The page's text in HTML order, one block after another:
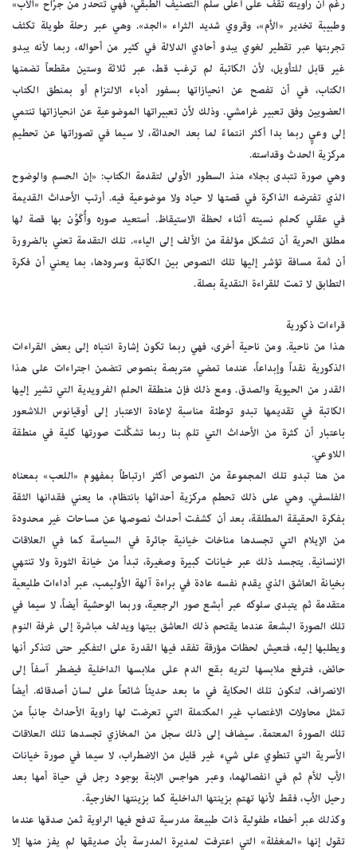
رغم أن راويته تقف على أعلى سلم التصنيف الطبقي، فهي تتحدر من جرَّاح «الأب»
وطبيبة تخدير «الأم»، وقروي شديد الثراء «الجد». وهي عبر رحلة طويلة تكثف
تجربتها عبر تقطير لغوي يبدو أحادي الدلالة في كثير من أحواله، ربما لأنه يبدو
غير قابل للتأويل، لأن الكاتبة لم ترغب قط، عبر ثلاثة وستين مقطعاً تضمنها
الكتاب، في أن تفصح عن انحيازاتها بسفور أدباء الالتزام أو بمنطق الكتاب
العضويين وفق تعبير غرامشي. وذلك لأن تعبيراتها الموضوعية عن انحيازاتها تنتمي
إلى وعيٍ ربما بدا أكثر انتماءً لما بعد الحداثة، لا سيما في تصوراتها عن تحطيم
مركزية الحدث وقداسته.
وهي صورة تتبدى بجلاء منذ السطور الأولى لتقدمة الكتاب: «إن الحسم والوضوح
الذي تفترضه الذاكرة في قصتها لا حياد ولا موضوعية فيه. أرتب الأحداث القديمة
في عقلي كحلم نسيته أثناء لحظة الاستيقاظ. أستعيد صوره وأُكَوِّن بها قصة لها
مطلق الحرية أن تتشكل مؤلفة من الألف إلى الياء». تلك التقدمة تعني بالضرورة
أن ثمة مسافة تؤشر إليها تلك النصوص بين الكاتبة وسرودها، بما يعني أن فكرة
التطابق لا تمت للقراءة النقدية بصلة.
قراءات ذكورية
هذا من ناحية. ومن ناحية أخرى، فهي ربما تكون إشارة انتباه إلى بعض القراءات
الذكورية نقداً وإبداعاً، عندما تمضي متربصة بنصوص تتضمن اجتراءات على هذا
القدر من الحيوية والصدق. ومع ذلك فإن منطقة الحلم الفرويدية التي تشير إليها
الكاتبة في تقديمها تبدو توطئة مناسبة لإعادة الاعتبار إلى أوقيانوس اللاشعور
باعتبار أن كثرة من الأحداث التي تلم بنا ربما تشكَّلت صورتها كلية في منطقة
اللاوعي.
من هنا تبدو تلك المجموعة من النصوص أكثر ارتباطاً بمفهوم «اللعب» بمعناه
الفلسفي. وهي على ذلك تحطم مركزية أحداثها بانتظام، ما يعني فقدانها الثقة
بفكرة الحقيقة المطلقة، بعد أن كشفت أحداث نصوصها عن مساحات غير محدودة
من الإيلام التي تجسدها مناخات خيانية جائرة في السياسة كما في العلاقات
الإنسانية. يتجسد ذلك عبر خيانات كبيرة وصغيرة، تبدأ من خيانة الثورة ولا تنتهي
بخيانة العاشق الذي يقدم نفسه عادة في براءة آلهة الأوليمب، عبر أداءات طليعية
متقدمة ثم يتبدى سلوكه عبر أبشع صور الرجعية، وربما الوحشية أيضاً، لا سيما في
تلك الصورة البشعة عندما يقتحم ذلك العاشق بيتها ويدلف مباشرة إلى غرفة النوم
ويطلبها إليه، فتعيش لحظات مؤرقة تفقد فيها القدرة على التفكير حتى تتذكر أنها
حائض، فترفع ملابسها لتريه بقع الدم على ملابسها الداخلية فيضطر آسفاً إلى
الانصراف، لتكون تلك الحكاية في ما بعد حديثاً شائعاً على لسان أصدقائه. أيضاً
تمثل محاولات الاغتصاب غير المكتملة التي تعرضت لها راوية الأحداث جانباً من
تلك الصورة المعتمة. سيضاف إلى ذلك سجل من المخازي تجسدها تلك العلاقات
الأسرية التي تنطوي على شيء غير قليل من الاضطراب، لا سيما في صورة خيانات
الأب للأم ثم في انفصالهما، وعبر هواجس الابنة بوجود رجل في حياة أمها بعد
رحيل الأب، فقط لأنها تهتم بزينتها الداخلية كما بزينتها الخارجية.
وكذلك عبر أخطاء طفولية ذات طبيعة مدرسية تدفع فيها الراوية ثمن صدقها عندما
تقول إنها «المغفلة» التي اعترفت لمديرة المدرسة بأن صديقها لم يفز منها إلا